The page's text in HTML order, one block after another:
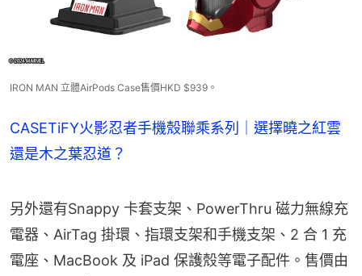
IRON MAN 立體AirPods Case售價HKD $939。
CASETiFY火影忍者手機殼聯乘系列｜選擇曉之紅雲
還是木之葉忍道？
另外還有Snappy 卡套支架、PowerThru 磁力無線充
電器、AirTag 掛環、指環支架和手機支架、2 合 1 充
電座、MacBook 及 iPad 保護殼等電子配件。售價由